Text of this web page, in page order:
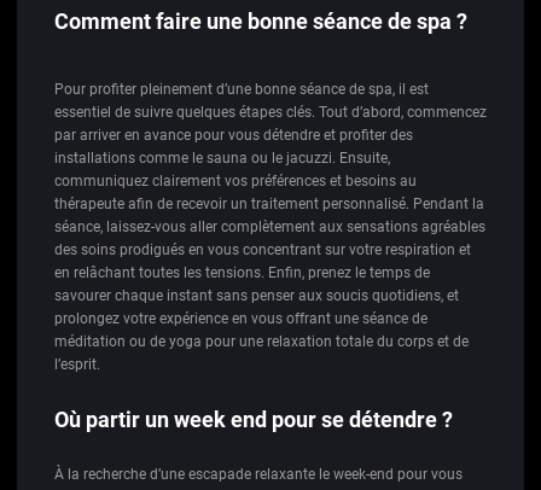
Comment faire une bonne séance de spa ?
Pour profiter pleinement d’une bonne séance de spa, il est
essentiel de suivre quelques étapes clés. Tout d’abord, commencez
par arriver en avance pour vous détendre et profiter des
installations comme le sauna ou le jacuzzi. Ensuite,
communiquez clairement vos préférences et besoins au
thérapeute afin de recevoir un traitement personnalisé. Pendant la
séance, laissez-vous aller complètement aux sensations agréables
des soins prodigués en vous concentrant sur votre respiration et
en relâchant toutes les tensions. Enfin, prenez le temps de
savourer chaque instant sans penser aux soucis quotidiens, et
prolongez votre expérience en vous offrant une séance de
méditation ou de yoga pour une relaxation totale du corps et de
l’esprit.
Où partir un week end pour se détendre ?
À la recherche d’une escapade relaxante le week-end pour vous